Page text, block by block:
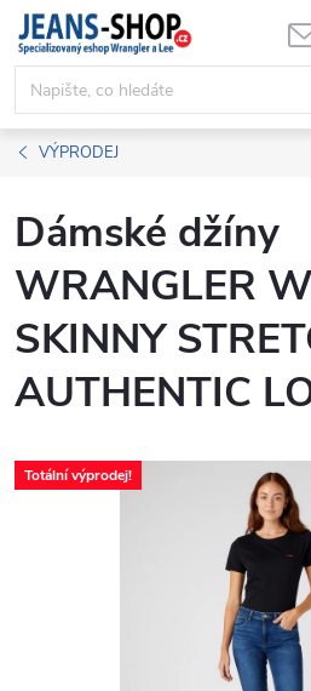
Přejít
obsah
VÝPRODEJ
Dámské džíny
WRANGLER
SKINNY
AUTHENTIC
Totální výprodej!